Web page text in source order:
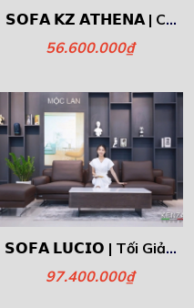
𝗦𝗢𝗙𝗔 𝗞𝗭 𝗔𝗧𝗛𝗘𝗡𝗔 | Cá
Nhân Hóa Phòng Khách
Từng Centimet
56.600.000₫
𝗦𝗢𝗙𝗔 𝗟𝗨𝗖𝗜𝗢 | Tối Giản
Nhưng Đậm Nét Nghệ
97.400.000₫